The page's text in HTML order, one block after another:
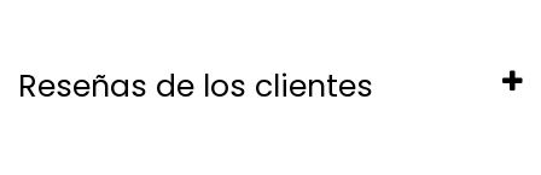
Reseñas de los clientes